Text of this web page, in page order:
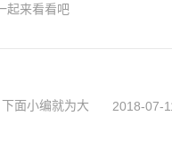
起来看看吧
面小编就为大
2018-07-